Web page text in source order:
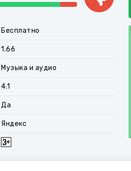
Бесплатно
1.66
Музыка и аудио
4.1
Да
Яндекс